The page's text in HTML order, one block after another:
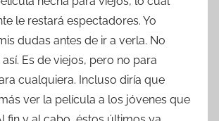
le restará espectadores. Yo
dudas antes de ir a verla. No
Es de viejos, pero no para
cualquiera. Incluso diría que
ver la película a los jóvenes que